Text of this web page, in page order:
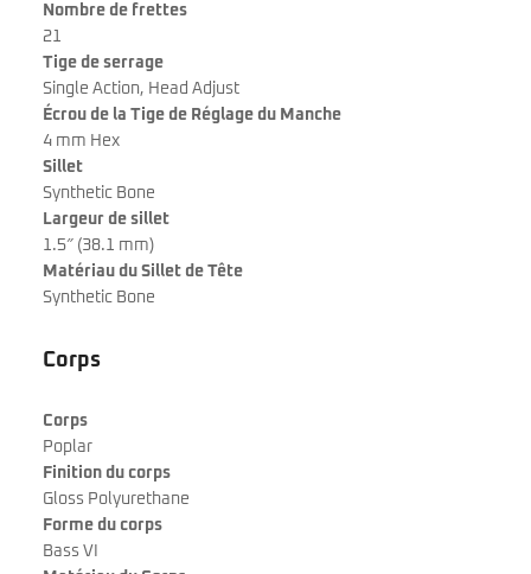
Nombre de frettes
21
Tige de serrage
Single Action, Head Adjust
Écrou de la Tige de Réglage du Manche
4 mm Hex
Sillet
Synthetic Bone
Largeur de sillet
1.5″ (38.1 mm)
Matériau du Sillet de Tête
Synthetic Bone
Corps
Corps
Poplar
Finition du corps
Gloss Polyurethane
Forme du corps
Bass VI